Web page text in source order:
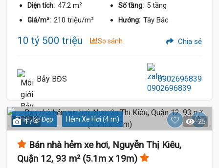
Diện tích: 47.2 m² Số tầng: 5 tầng
Giá/m²: 210 triệu/m² Hướng: Tây Bắc
10 tỷ 500 triệu So sánh Chia sẻ
Bảy BĐS 0902696839
Thiết Kế Đẹp Hẻm Xe Hơi (4 m)
1 / 4 25
Bán nhà hẻm xe hơi, Nguyễn Thị Kiêu,
Quận 12, 93 m² (5.1m x 19m)